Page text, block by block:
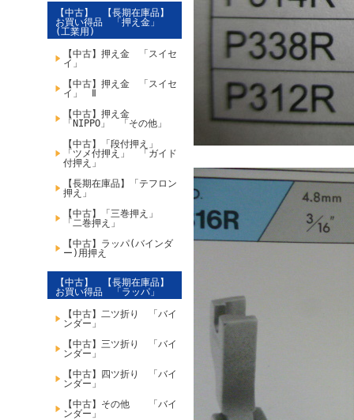
【中古】 【長期在庫品】
お買い得品 「押え金」
(工業用)
【中古】押え金 「スイセ
イ」
【中古】押え金 「スイセ
イ」 Ⅱ
【中古】押え金
「NIPPO」 「その他」
【中古】「段付押え」
「ツメ付押え」 「ガイド
付押え」
【長期在庫品】「テフロン
押え」
【中古】「三巻押え」
「二巻押え」
【中古】ラッパ(バインダ
ー)用押え
【中古】 【長期在庫品】
お買い得品 「ラッパ」
【中古】二ツ折り 「バイ
ンダー」
【中古】三ツ折り 「バイ
ンダー」
【中古】四ツ折り 「バイ
ンダー」
【中古】その他 「バイ
ンダー」